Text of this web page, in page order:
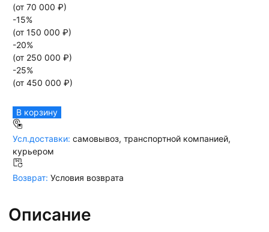
(от 70 000 ₽)
-15%
(от 150 000 ₽)
-20%
(от 250 000 ₽)
-25%
(от 450 000 ₽)
В корзину
Усл.доставки: самовывоз, транспортной компанией,
курьером
Возврат: Условия возврата
Описание